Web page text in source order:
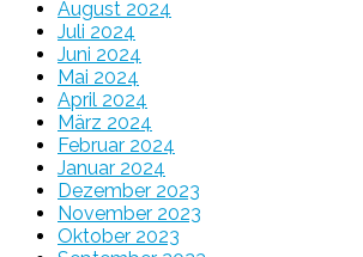
August 2024
Juli 2024
Juni 2024
Mai 2024
April 2024
März 2024
Februar 2024
Januar 2024
Dezember 2023
November 2023
Oktober 2023